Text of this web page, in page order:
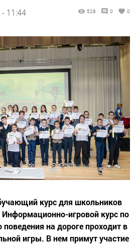
11:44 528 0 0
курс для школьников
игровой курс по
на дороге проходит в
игры. В нем примут участие